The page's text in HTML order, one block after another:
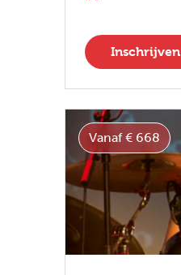
Inschrijven
Vanaf € 668